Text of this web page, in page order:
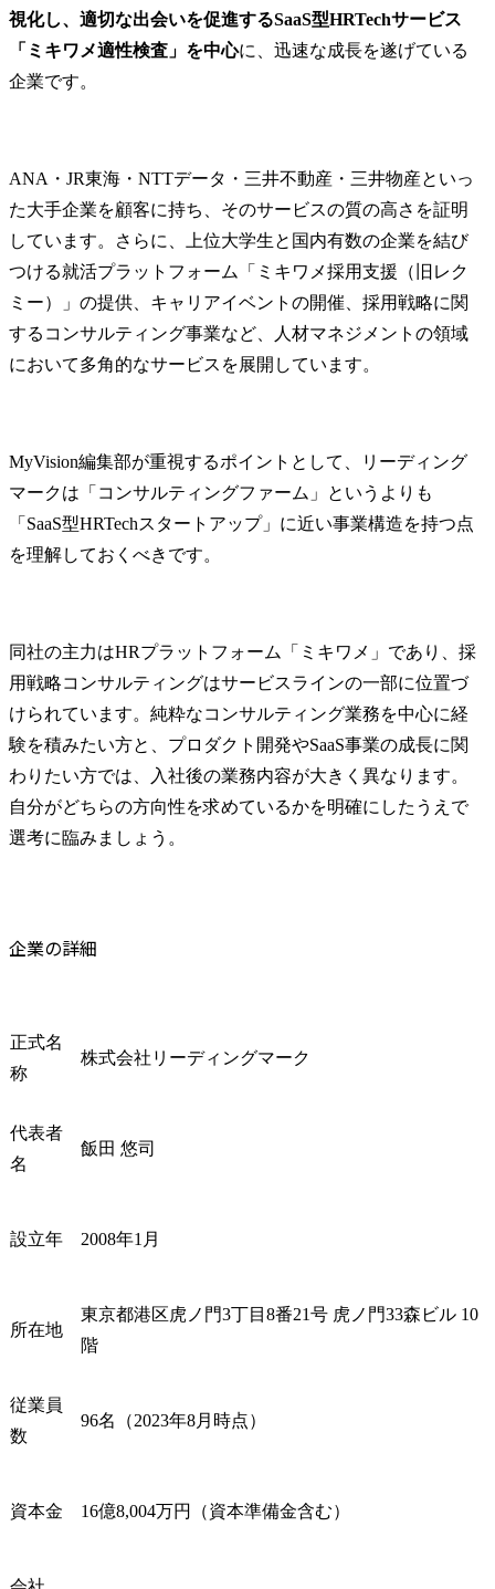
視化し、適切な出会いを促進するSaaS型HRTechサービス
「ミキワメ適性検査」を中心に、迅速な成長を遂げている
企業です。
ANA・JR東海・NTTデータ・三井不動産・三井物産といっ
た大手企業を顧客に持ち、そのサービスの質の高さを証明
しています。さらに、上位大学生と国内有数の企業を結び
つける就活プラットフォーム「ミキワメ採用支援（旧レク
ミー）」の提供、キャリアイベントの開催、採用戦略に関
するコンサルティング事業など、人材マネジメントの領域
において多角的なサービスを展開しています。
MyVision編集部が重視するポイントとして、リーディング
マークは「コンサルティングファーム」というよりも
「SaaS型HRTechスタートアップ」に近い事業構造を持つ点
を理解しておくべきです。
同社の主力はHRプラットフォーム「ミキワメ」であり、採
用戦略コンサルティングはサービスラインの一部に位置づ
けられています。純粋なコンサルティング業務を中心に経
験を積みたい方と、プロダクト開発やSaaS事業の成長に関
わりたい方では、入社後の業務内容が大きく異なります。
自分がどちらの方向性を求めているかを明確にしたうえで
選考に臨みましょう。
企業の詳細
正式名
称
株式会社リーディングマーク
代表者
名
飯田 悠司
設立年 2008年1月
所在地
東京都港区虎ノ門3丁目8番21号 虎ノ門33森ビル 10
階
従業員
数
96名（2023年8月時点）
資本金 16億8,004万円（資本準備金含む）